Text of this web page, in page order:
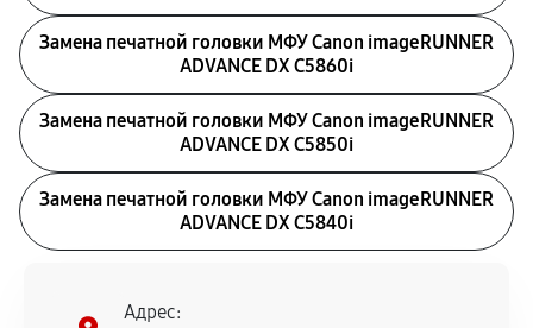
Замена печатной головки МФУ Canon imageRUNNER
ADVANCE DX C5860i
Замена печатной головки МФУ Canon imageRUNNER
ADVANCE DX C5850i
Замена печатной головки МФУ Canon imageRUNNER
ADVANCE DX C5840i
Адрес: